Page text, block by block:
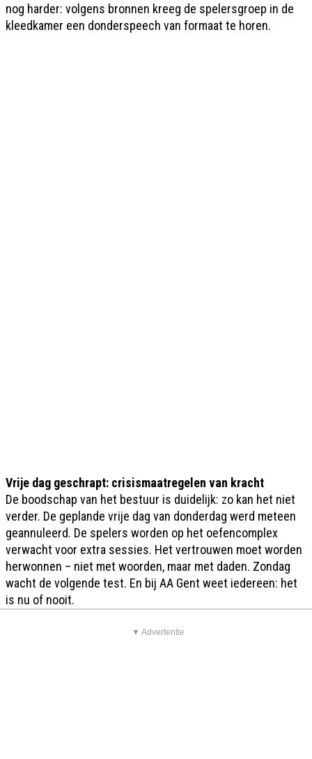
nog harder: volgens bronnen kreeg de spelersgroep in de
kleedkamer een donderspeech van formaat te horen.
Vrije dag geschrapt: crisismaatregelen van kracht
De boodschap van het bestuur is duidelijk: zo kan het niet
verder. De geplande vrije dag van donderdag werd meteen
geannuleerd. De spelers worden op het oefencomplex
verwacht voor extra sessies. Het vertrouwen moet worden
herwonnen – niet met woorden, maar met daden. Zondag
wacht de volgende test. En bij AA Gent weet iedereen: het
is nu of nooit.
▼ Advertentie